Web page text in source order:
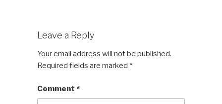
Leave a Reply
Your email address will not be published.
Required fields are marked *
Comment *